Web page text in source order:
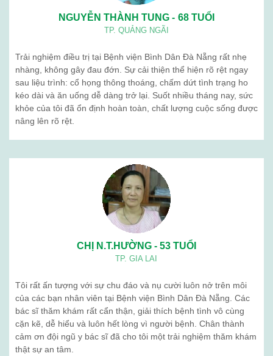
NGUYỄN THÀNH TUNG - 68 TUỔI
TP. QUẢNG NGÃI
Trải nghiệm điều trị tại Bệnh viện Bình Dân Đà Nẵng rất nhẹ
nhàng, không gây đau đớn. Sự cải thiện thể hiện rõ rệt ngay
sau liệu trình: cổ họng thông thoáng, chấm dứt tình trạng ho
kéo dài và ăn uống dễ dàng trở lại. Suốt nhiều tháng nay, sức
khỏe của tôi đã ổn định hoàn toàn, chất lượng cuộc sống được
nâng lên rõ rệt.
CHỊ N.T.HƯỜNG - 53 TUỔI
TP. GIA LAI
Tôi rất ấn tượng với sự chu đáo và nụ cười luôn nở trên môi
của các bạn nhân viên tại Bệnh viện Bình Dân Đà Nẵng. Các
bác sĩ thăm khám rất cẩn thận, giải thích bệnh tình vô cùng
cặn kẽ, dễ hiểu và luôn hết lòng vì người bệnh. Chân thành
cảm ơn đội ngũ y bác sĩ đã cho tôi một trải nghiệm thăm khám
thật sự an tâm.